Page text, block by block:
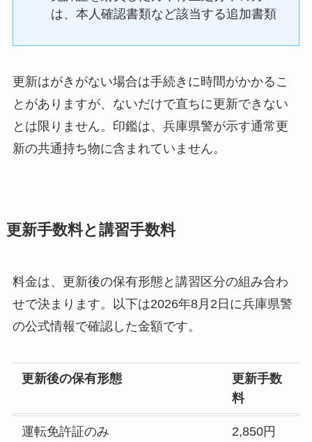
は、本人確認書類など該当する追加書類
更新はがきがない場合は手続きに時間がかかるこ
とがありますが、ないだけで直ちに更新できない
とは限りません。印鑑は、兵庫県警が示す通常更
新の共通持ち物に含まれていません。
更新手数料と講習手数料
料金は、更新後の保有形態と講習区分の組み合わ
せで決まります。以下は2026年8月2日に兵庫県警
の公式情報で確認した金額です。
更新後の保有形態
更新手数
料
運転免許証のみ 2,850円